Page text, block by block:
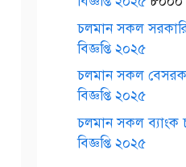
চলমান সকল
বিজ্ঞপ্তি ২০২৫
চলমান সকল
বিজ্ঞপ্তি ২০২৫
চলমান সকল ব্যাংক
বিজ্ঞপ্তি ২০২৫